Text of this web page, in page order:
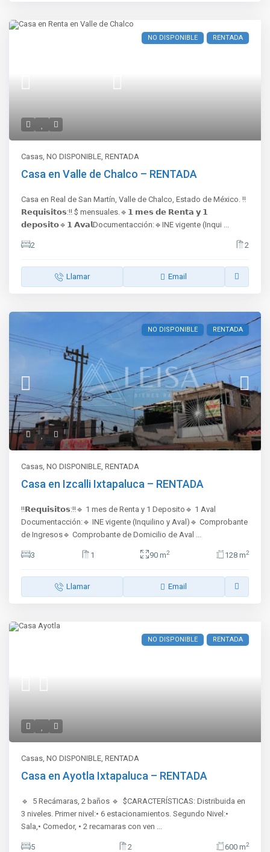
NO DISPONIBLE RENTADA
Casas,NO DISPONIBLE,RENTADA
Casa en Valle de Chalco – RENTADA
Casa en Real de San Martín, Valle de Chalco, Estado de México. ‼️
𝗥𝗲𝗾𝘂𝗶𝘀𝗶𝘁𝗼𝘀:‼️ $ mensuales.🔹𝟭 𝗺𝗲𝘀 𝗱𝗲 𝗥𝗲𝗻𝘁𝗮 𝘆 𝟭
𝗱𝗲𝗽𝗼𝘀𝗶𝘁𝗼🔹𝟭 𝗔𝘃𝗮𝗹Documentacción:🔹INE vigente (Inqui ...
2 2
Llamar Email
NO DISPONIBLE RENTADA
Casas,NO DISPONIBLE,RENTADA
Casa en Izcalli Ixtapaluca – RENTADA
‼️𝗥𝗲𝗾𝘂𝗶𝘀𝗶𝘁𝗼𝘀:‼️🔹 1 mes de Renta y 1 Deposito🔹 1 Aval
Documentacción:🔹 INE vigente (Inquilino y Aval)🔹 Comprobante
de Ingresos🔹 Comprobante de Domicilio de Aval ...
3 1 90 m2 128 m2
Llamar Email
NO DISPONIBLE RENTADA
Casas,NO DISPONIBLE,RENTADA
Casa en Ayotla Ixtapaluca – RENTADA
🔹 5 Recámaras, 2 baños 🔹 $CARACTERÍSTICAS: ️Distribuida en
3 niveles. Primer nivel:• 6 estacionamientos. Segundo Nivel:•
Sala,• Comedor, • 2 recamaras con ven ...
5 2 600 m2